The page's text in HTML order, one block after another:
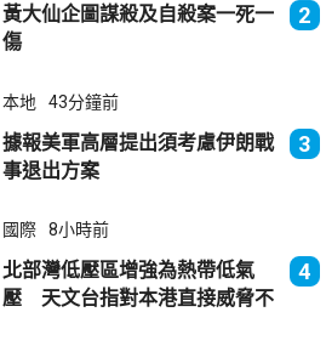
黃大仙企圖謀殺及自殺案一死一
傷
2
本地 43分鐘前
據報美軍高層提出須考慮伊朗戰
事退出方案
3
國際 8小時前
北部灣低壓區增強為熱帶低氣
壓 天文台指對本港直接威脅不
4